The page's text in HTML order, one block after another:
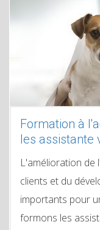
Formation à
les assistante
L'amélioration de
clients et du
importants pour
formons les